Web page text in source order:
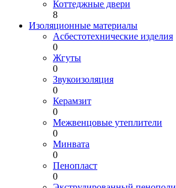
Коттеджные двери
8
Изоляционные материалы
Асбестотехнические изделия
0
Жгуты
0
Звукоизоляция
0
Керамзит
0
Межвенцовые утеплители
0
Минвата
0
Пенопласт
0